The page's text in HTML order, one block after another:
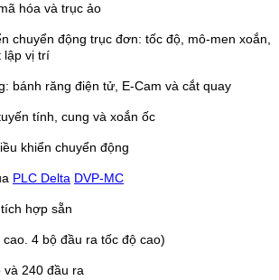
hóa và trục ảo
chuyển động trục đơn: tốc độ, mô-men xoắn,
lập vị trí
bánh răng điện tử, E-Cam và cắt quay
tính, cung và xoắn ốc
khiển chuyển động
PLC Delta DVP-MC
hợp sẵn
4 bộ đầu ra tốc độ cao)
và 240 đầu ra